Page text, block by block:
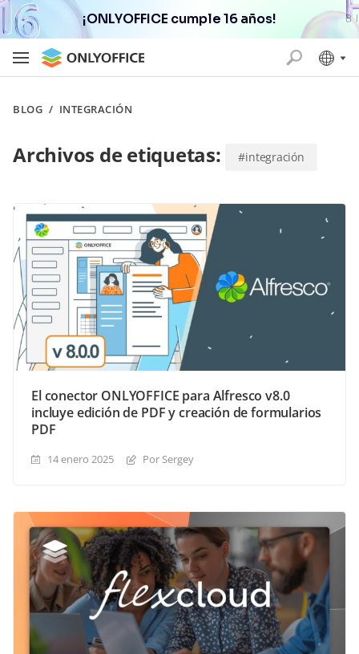
¡ONLYOFFICE cumple 16 años!
BLOG / INTEGRACIÓN
Archivos de etiquetas: #integración
El conector ONLYOFFICE para Alfresco v8.0
incluye edición de PDF y creación de formularios
PDF
14 enero 2025 Por Sergey